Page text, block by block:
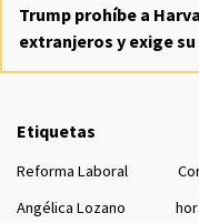
Trump prohíbe a
extranjeros y exige
Etiquetas
Reforma Laboral
Angélica Lozano